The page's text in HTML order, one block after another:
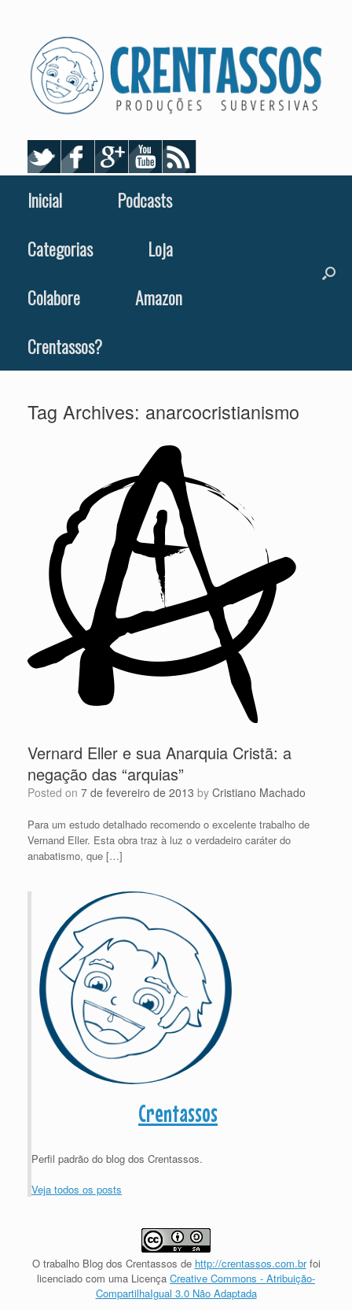
Inicial
Podcasts
Categorias
Loja
Colabore
Amazon
Crentassos?
Tag Archives: anarcocristianismo
Vernard Eller e sua Anarquia Cristã: a
negação das “arquias”
Posted on 7 de fevereiro de 2013 by Cristiano Machado
Para um estudo detalhado recomendo o excelente trabalho de
Vernand Eller. Esta obra traz à luz o verdadeiro caráter do
anabatismo, que […]
Crentassos
Perfil padrão do blog dos Crentassos.
Veja todos os posts
O trabalho Blog dos Crentassos de http://crentassos.com.brfoi
licenciado com uma Licença Creative Commons - Atribuição-
CompartilhaIgual 3.0 Não Adaptada